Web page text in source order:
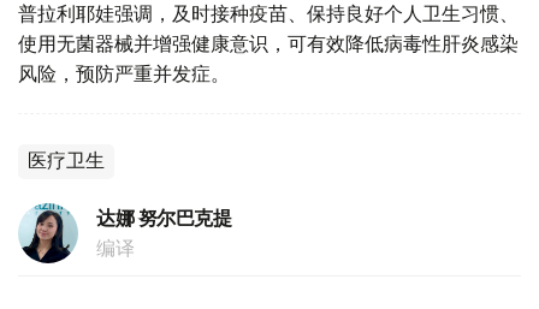
普拉利耶娃强调，及时接种疫苗、保持良好个人卫生习惯、
使用无菌器械并增强健康意识，可有效降低病毒性肝炎感染
风险，预防严重并发症。
医疗卫生
达娜 努尔巴克提
编译